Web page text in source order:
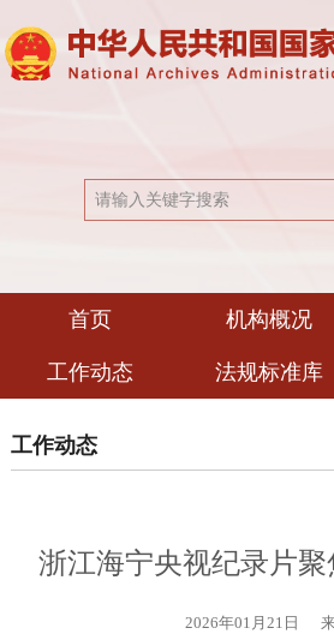
首页 机构概况
工作动态 法规标准库
工作动态
浙江海宁央视纪录片
2026年01月21日